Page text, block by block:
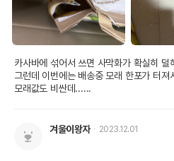
상품 필수 정보
품명 및 모델명 [어펫단독 3
법에 의한 인증,허가 등을
제조국 또는 원산지
카사바에 섞어서 쓰면 사막화가 확실히 덜
그런데 이번에는 배송중 모래 한포가 터져
모래값도 비싼데......
겨울이왕자 2023.12.01